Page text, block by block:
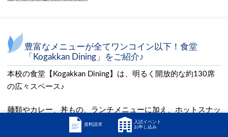
豊富なメニューが全てワンコイン以下！食堂
「Kogakkan Dining」をご紹介♪
本校の食堂【Kogakkan Dining】は、明るく開放的な約130席
の広々スペース♪
麺類やカレー、丼もの、ランチメニューに加え、ホットスナッ
クやテイクアウト商品も充実しています。しかも、とってもリ
資料請求
入試イベント
お申し込み